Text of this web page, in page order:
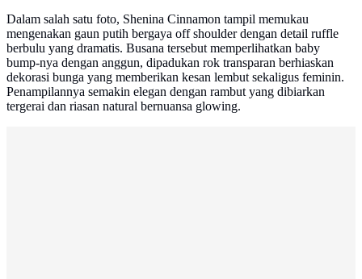
Dalam salah satu foto, Shenina Cinnamon tampil memukau
mengenakan gaun putih bergaya off shoulder dengan detail ruffle
berbulu yang dramatis. Busana tersebut memperlihatkan baby
bump-nya dengan anggun, dipadukan rok transparan berhiaskan
dekorasi bunga yang memberikan kesan lembut sekaligus feminin.
Penampilannya semakin elegan dengan rambut yang dibiarkan
tergerai dan riasan natural bernuansa glowing.